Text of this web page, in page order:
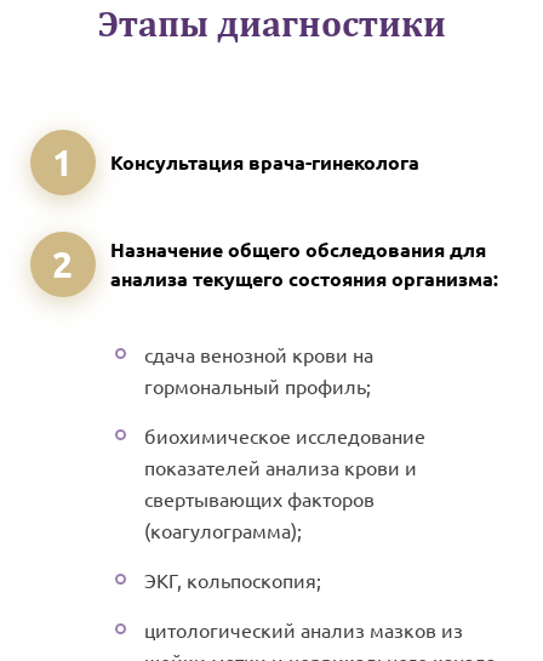
Этапы диагностики
1 Консультация врача-гинеколога
2
Назначение общего обследования для
анализа текущего состояния организма:
сдача венозной крови на
гормональный профиль;
биохимическое исследование
показателей анализа крови и
свертывающих факторов
(коагулограмма);
ЭКГ, кольпоскопия;
цитологический анализ мазков из